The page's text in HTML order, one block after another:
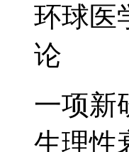
环球医
论
一项新
生理性